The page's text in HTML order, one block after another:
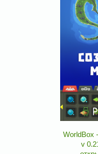
WorldBox
v